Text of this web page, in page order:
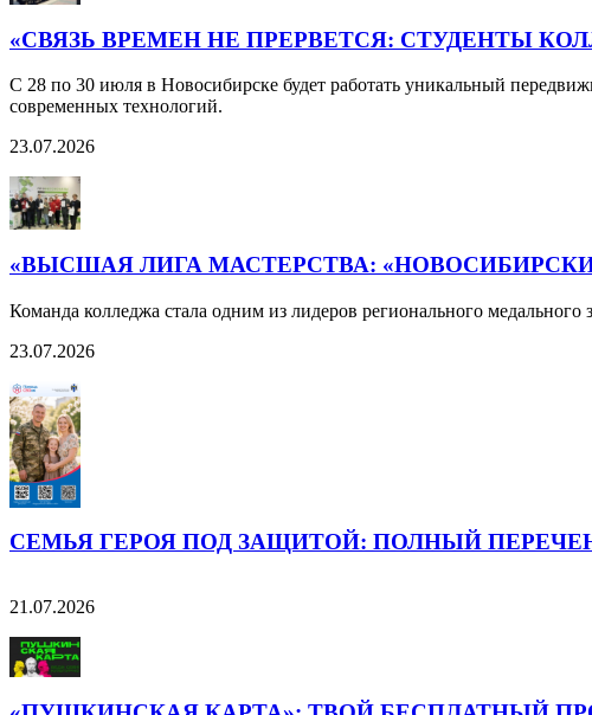
«СВЯЗЬ ВРЕМЕН НЕ ПРЕРВЕТСЯ: СТУДЕНТЫ
С 28 по 30 июля в Новосибирске будет работать уникальный
современных технологий.
23.07.2026
«ВЫСШАЯ ЛИГА МАСТЕРСТВА:
Команда колледжа стала одним из лидеров регионального
23.07.2026
СЕМЬЯ ГЕРОЯ ПОД ЗАЩИТОЙ: ПОЛНЫЙ
21.07.2026